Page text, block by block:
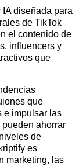
diseñada para
de TikTok
el contenido de
influencers y
que
que
e impulsar las
ahorrar
de
es
marketing, las